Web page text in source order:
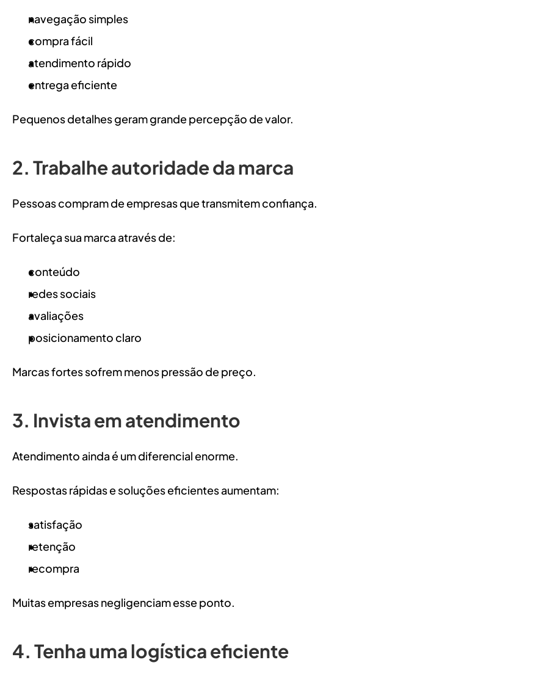
navegação simples
compra fácil
atendimento rápido
entrega eficiente
Pequenos detalhes geram grande percepção de valor.
2. Trabalhe autoridade da marca
Pessoas compram de empresas que transmitem confiança.
Fortaleça sua marca através de:
conteúdo
redes sociais
avaliações
posicionamento claro
Marcas fortes sofrem menos pressão de preço.
3. Invista em atendimento
Atendimento ainda é um diferencial enorme.
Respostas rápidas e soluções eficientes aumentam:
satisfação
retenção
recompra
Muitas empresas negligenciam esse ponto.
4. Tenha uma logística eficiente